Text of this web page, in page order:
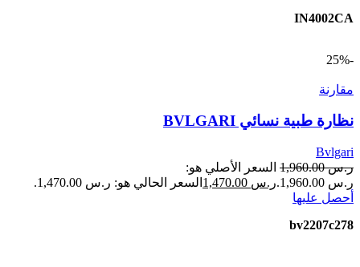
IN4002CA
-25%
مقارنة
نظارة طبية نسائي BVLGARI
Bvlgari
ر.س1,960.00
السعر الأصلي هو:
ر.س 1,960.00.
ر.س
السعر الحالي هو: ر.س 1,470.00.
أحصل عليها
bv2207c278